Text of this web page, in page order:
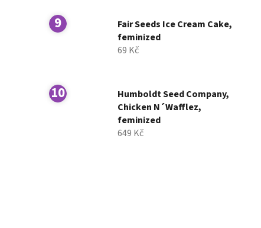
Fair Seeds Ice Cream Cake,
feminized
69 Kč
Humboldt Seed Company,
Chicken N´Wafflez,
feminized
649 Kč